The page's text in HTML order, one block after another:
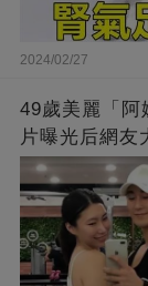
2024/02/27
49歲美麗「阿
片曝光后網友